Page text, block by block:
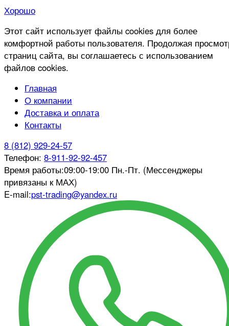
Хорошо
Этот сайт использует файлы cookies для более
комфортной работы пользователя. Продолжая
страниц сайта, вы соглашаетесь с использованием
файлов cookies.
Главная
О компании
Доставка и оплата
Контакты
8 (812) 929-24-57
Телефон: 8-911-92-92-457
Время работы:09:00-19:00 Пн.-Пт. (Мессенджеры
привязаны к МАХ)
E-mail:pst-trading@yandex.ru